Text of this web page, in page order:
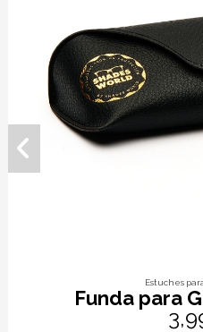
Estuches
Funda para